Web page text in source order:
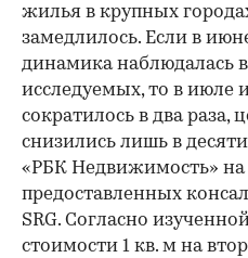
жилья в крупных
замедлилось. Если в
динамика наблюдалась
исследуемых, то в июле
сократилось в два раза,
снизились лишь в
«РБК Недвижимость» на
предоставленных
SRG. Согласно
стоимости 1 кв. м на